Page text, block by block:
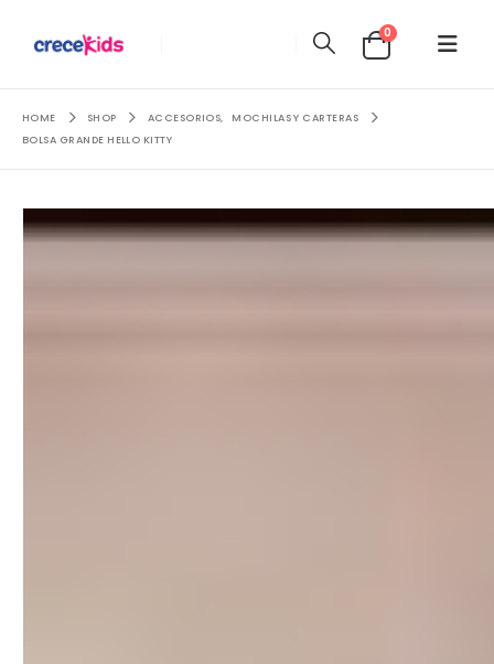
0
HOME SHOP ACCESORIOS,
MOCHILAS Y CARTERAS
BOLSA GRANDE HELLO KITTY